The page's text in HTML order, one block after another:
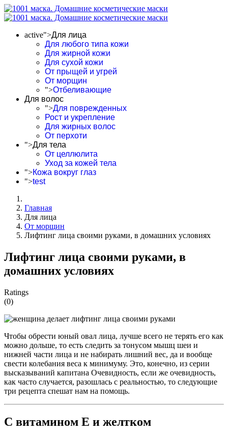
active">Для лица
Для любого типа кожи
Для жирной кожи
Для сухой кожи
От прыщей и угрей
От морщин
">Отбеливающие
Для волос
">Для поврежденных
Рост и укрепление
Для жирных волос
От перхоти
">Для тела
От целлюлита
Уход за кожей тела
">Кожа вокруг глаз
">test
Главная
Для лица
От морщин
Лифтинг лица своими руками, в домашних условиях
Лифтинг лица своими руками, в
домашних условиях
Ratings
(0)
Чтобы обрести юный овал лица, лучше всего не терять его как
можно дольше, то есть следить за тонусом мышц шеи и
нижней части лица и не набирать лишний вес, да и вообще
свести колебания веса к минимуму. Это, конечно, из серии
высказываний капитана Очевидность, если же очевидность,
как часто случается, разошлась с реальностью, то следующие
три рецепта спешат нам на помощь.
С витамином Е и желтком